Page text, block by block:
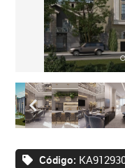
Código: